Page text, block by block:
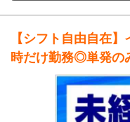
【シフト自由自在
時だけ勤務◎単発の